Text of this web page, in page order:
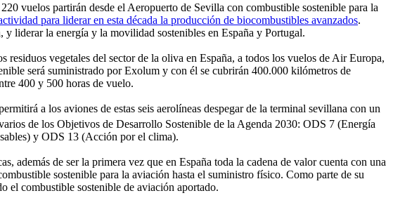
vuelos partirán desde el Aeropuerto de Sevilla con combustible sostenible para la
para liderar en esta década la producción de biocombustibles avanzados.
y liderar la energía y la movilidad sostenibles en España y Portugal.
residuos vegetales del sector de la oliva en España, a todos los vuelos de Air Europa,
será suministrado por Exolum y con él se cubrirán 400.000 kilómetros de
400 y 500 horas de vuelo.
a los aviones de estas seis aerolíneas despegar de la terminal sevillana con un
de los Objetivos de Desarrollo Sostenible de la Agenda 2030: ODS 7 (Energía
y ODS 13 (Acción por el clima).
además de ser la primera vez que en España toda la cadena de valor cuenta con una
sostenible para la aviación hasta el suministro físico. Como parte de su
el combustible sostenible de aviación aportado.